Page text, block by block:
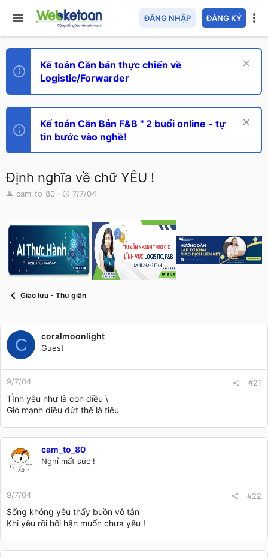
ĐĂNG NHẬP ĐĂNG KÝ
Kế toán Căn bản thực chiến về
Logistic/Forwarder
Kế toán Căn Bản F&B " 2 buổi online - tự
tin bước vào nghề!
Định nghĩa về chữ YÊU !
T
e
a
d
s
a
r
cam_to_80
N
y
g
ử
i
7/7/04
Giao lưu - Thư giãn
C coralmoonlight
Guest
9/7/04 #21
TÌnh yêu như là con diều \
Gió mạnh diều đứt thế là tiêu
cam_to_80
Nghỉ mất sức !
9/7/04 #22
Sống không yêu thấy buồn vô tận
Khi yêu rồi hối hận muốn chưa yêu !